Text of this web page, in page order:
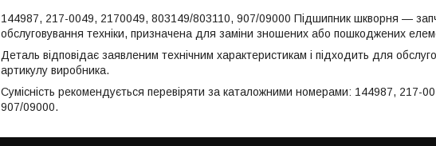
144987, 217-0049, 2170049, 803149/803110, 907/09000 Підшипник шкворня —
обслуговування техніки, призначена для заміни зношених або пошкоджених
Деталь відповідає заявленим технічним характеристикам і підходить для
артикулу виробника.
Сумісність рекомендується перевіряти за каталожними номерами: 144987, 217-
907/09000.